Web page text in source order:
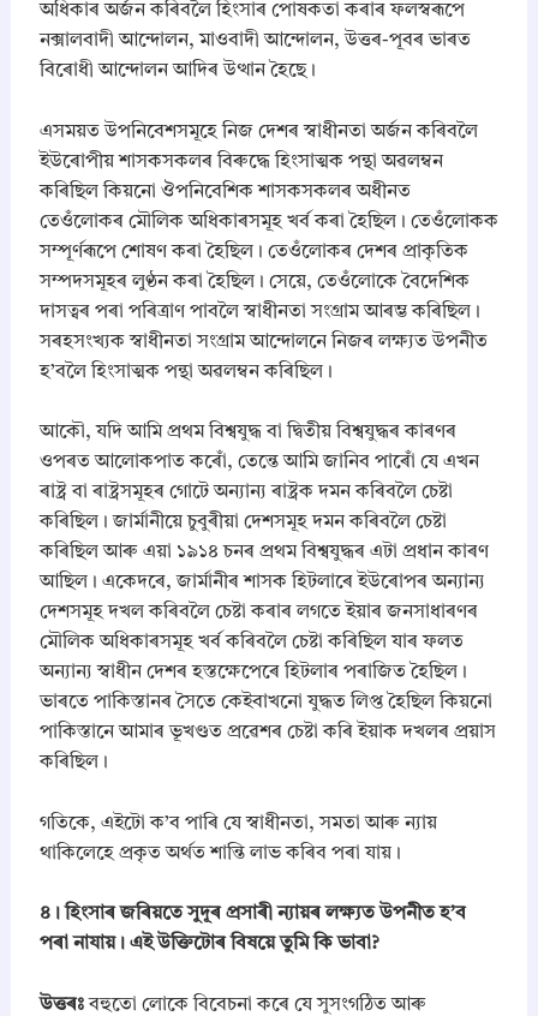
অধিকাৰ অৰ্জন কৰিবলৈ হিংসাৰ পোষকতা কৰাৰ ফলস্বৰূপে
নক্সালবাদী আন্দোলন, মাওবাদী আন্দোলন, উত্তৰ-পূবৰ ভাৰত
বিৰোধী আন্দোলন আদিৰ উত্থান হৈছে।
​এসময়ত উপনিবেশসমূহে নিজ দেশৰ স্বাধীনতা অৰ্জন কৰিবলৈ
ইউৰোপীয় শাসকসকলৰ বিৰুদ্ধে হিংসাত্মক পন্থা অৱলম্বন
কৰিছিল কিয়নো ঔপনিবেশিক শাসকসকলৰ অধীনত
তেওঁলোকৰ মৌলিক অধিকাৰসমূহ খৰ্ব কৰা হৈছিল। তেওঁলোকক
সম্পূৰ্ণৰূপে শোষণ কৰা হৈছিল। তেওঁলোকৰ দেশৰ প্ৰাকৃতিক
সম্পদসমূহৰ লুণ্ঠন কৰা হৈছিল। সেয়ে, তেওঁলোকে বৈদেশিক
দাসত্বৰ পৰা পৰিত্ৰাণ পাবলৈ স্বাধীনতা সংগ্ৰাম আৰম্ভ কৰিছিল।
সৰহসংখ্যক স্বাধীনতা সংগ্ৰাম আন্দোলনে নিজৰ লক্ষ্যত উপনীত
হ’বলৈ হিংসাত্মক পন্থা অৱলম্বন কৰিছিল।
​আকৌ, যদি আমি প্ৰথম বিশ্বযুদ্ধ বা দ্বিতীয় বিশ্বযুদ্ধৰ কাৰণৰ
ওপৰত আলোকপাত কৰোঁ, তেন্তে আমি জানিব পাৰোঁ যে এখন
ৰাষ্ট্ৰ বা ৰাষ্ট্ৰসমূহৰ গোটে অন্যান্য ৰাষ্ট্ৰক দমন কৰিবলৈ চেষ্টা
কৰিছিল। জাৰ্মানীয়ে চুবুৰীয়া দেশসমূহ দমন কৰিবলৈ চেষ্টা
কৰিছিল আৰু এয়া ১৯১৪ চনৰ প্ৰথম বিশ্বযুদ্ধৰ এটা প্ৰধান কাৰণ
আছিল। একেদৰে, জাৰ্মানীৰ শাসক হিটলাৰে ইউৰোপৰ অন্যান্য
দেশসমূহ দখল কৰিবলৈ চেষ্টা কৰাৰ লগতে ইয়াৰ জনসাধাৰণৰ
মৌলিক অধিকাৰসমূহ খৰ্ব কৰিবলৈ চেষ্টা কৰিছিল যাৰ ফলত
অন্যান্য স্বাধীন দেশৰ হস্তক্ষেপেৰে হিটলাৰ পৰাজিত হৈছিল।
ভাৰতে পাকিস্তানৰ সৈতে কেইবাখনো যুদ্ধত লিপ্ত হৈছিল কিয়নো
পাকিস্তানে আমাৰ ভূখণ্ডত প্ৰৱেশৰ চেষ্টা কৰি ইয়াক দখলৰ প্ৰয়াস
কৰিছিল।
​গতিকে, এইটো ক’ব পাৰি যে স্বাধীনতা, সমতা আৰু ন্যায়
থাকিলেহে প্ৰকৃত অৰ্থত শান্তি লাভ কৰিব পৰা যায়।
​৪। হিংসাৰ জৰিয়তে সুদূৰ প্ৰসাৰী ন্যায়ৰ লক্ষ্যত উপনীত হ’ব
পৰা নাযায়। এই উক্তিটোৰ বিষয়ে তুমি কি ভাবা?
​উত্তৰঃবহুতো লোকে বিবেচনা কৰে যে সুসংগঠিত আৰু